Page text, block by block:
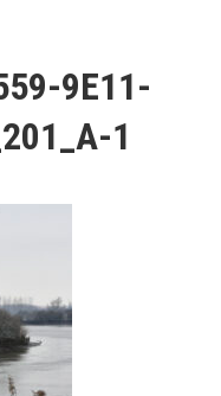
9E11-
1